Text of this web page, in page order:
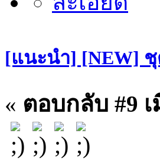
[แนะนำ] [NEW]
« ตอบกลับ #9 เ